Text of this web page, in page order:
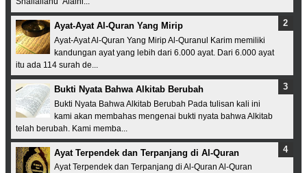
Ayat-Ayat Al-Quran Yang Mirip
Ayat-Ayat Al-Quran Yang Mirip Al-Quranul Karim memiliki
kandungan ayat yang lebih dari 6.000 ayat. Dari 6.000 ayat
itu ada 114 surah de...
Bukti Nyata Bahwa Alkitab Berubah
Bukti Nyata Bahwa Alkitab Berubah Pada tulisan kali ini
kami akan membahas mengenai bukti nyata bahwa Alkitab
telah berubah. Kami memba...
Ayat Terpendek dan Terpanjang di Al-Quran
Ayat Terpendek dan Terpanjang di Al-Quran Al-Quran